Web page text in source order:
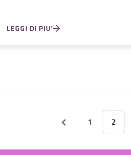
LEGGI DI PIU'
1 2